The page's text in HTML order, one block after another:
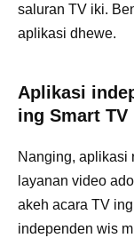
saluran TV iki.
aplikasi dhewe.
Aplikasi
ing Smart TV
Nanging, aplikasi
layanan video
akeh acara TV
independen wis